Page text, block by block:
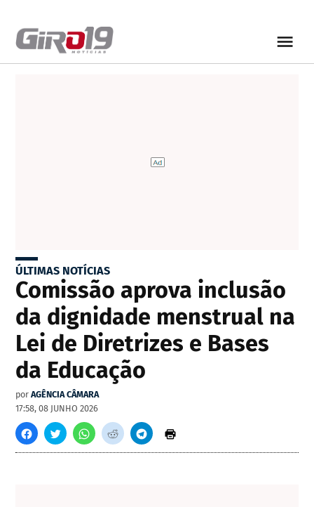
ÚLTIMAS NOTÍCIAS
Comissão aprova inclusão
da dignidade menstrual na
Lei de Diretrizes e Bases
da Educação
por AGÊNCIA CÂMARA
17:58, 08 JUNHO 2026